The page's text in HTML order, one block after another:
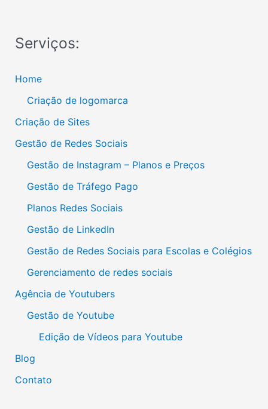
Serviços:
Home
Criação de logomarca
Criação de Sites
Gestão de Redes Sociais
Gestão de Instagram – Planos e Preços
Gestão de Tráfego Pago
Planos Redes Sociais
Gestão de LinkedIn
Gestão de Redes Sociais para Escolas e Colégios
Gerenciamento de redes sociais
Agência de Youtubers
Gestão de Youtube
Edição de Vídeos para Youtube
Blog
Contato